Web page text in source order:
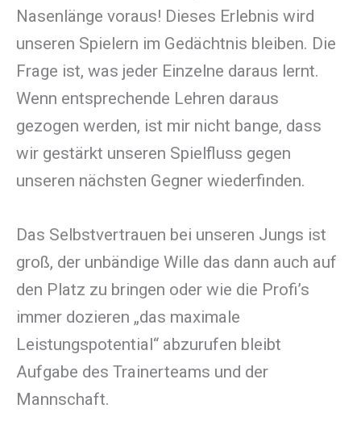
Nasenlänge voraus! Dieses Erlebnis wird
unseren Spielern im Gedächtnis bleiben. Die
Frage ist, was jeder Einzelne daraus lernt.
Wenn entsprechende Lehren daraus
gezogen werden, ist mir nicht bange, dass
wir gestärkt unseren Spielfluss gegen
unseren nächsten Gegner wiederfinden.
Das Selbstvertrauen bei unseren Jungs ist
groß, der unbändige Wille das dann auch auf
den Platz zu bringen oder wie die Profi’s
immer dozieren „das maximale
Leistungspotential“ abzurufen bleibt
Aufgabe des Trainerteams und der
Mannschaft.